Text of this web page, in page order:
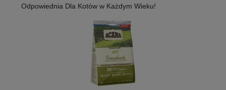
Odpowiednia Dla Kotów w Każdym Wieku!